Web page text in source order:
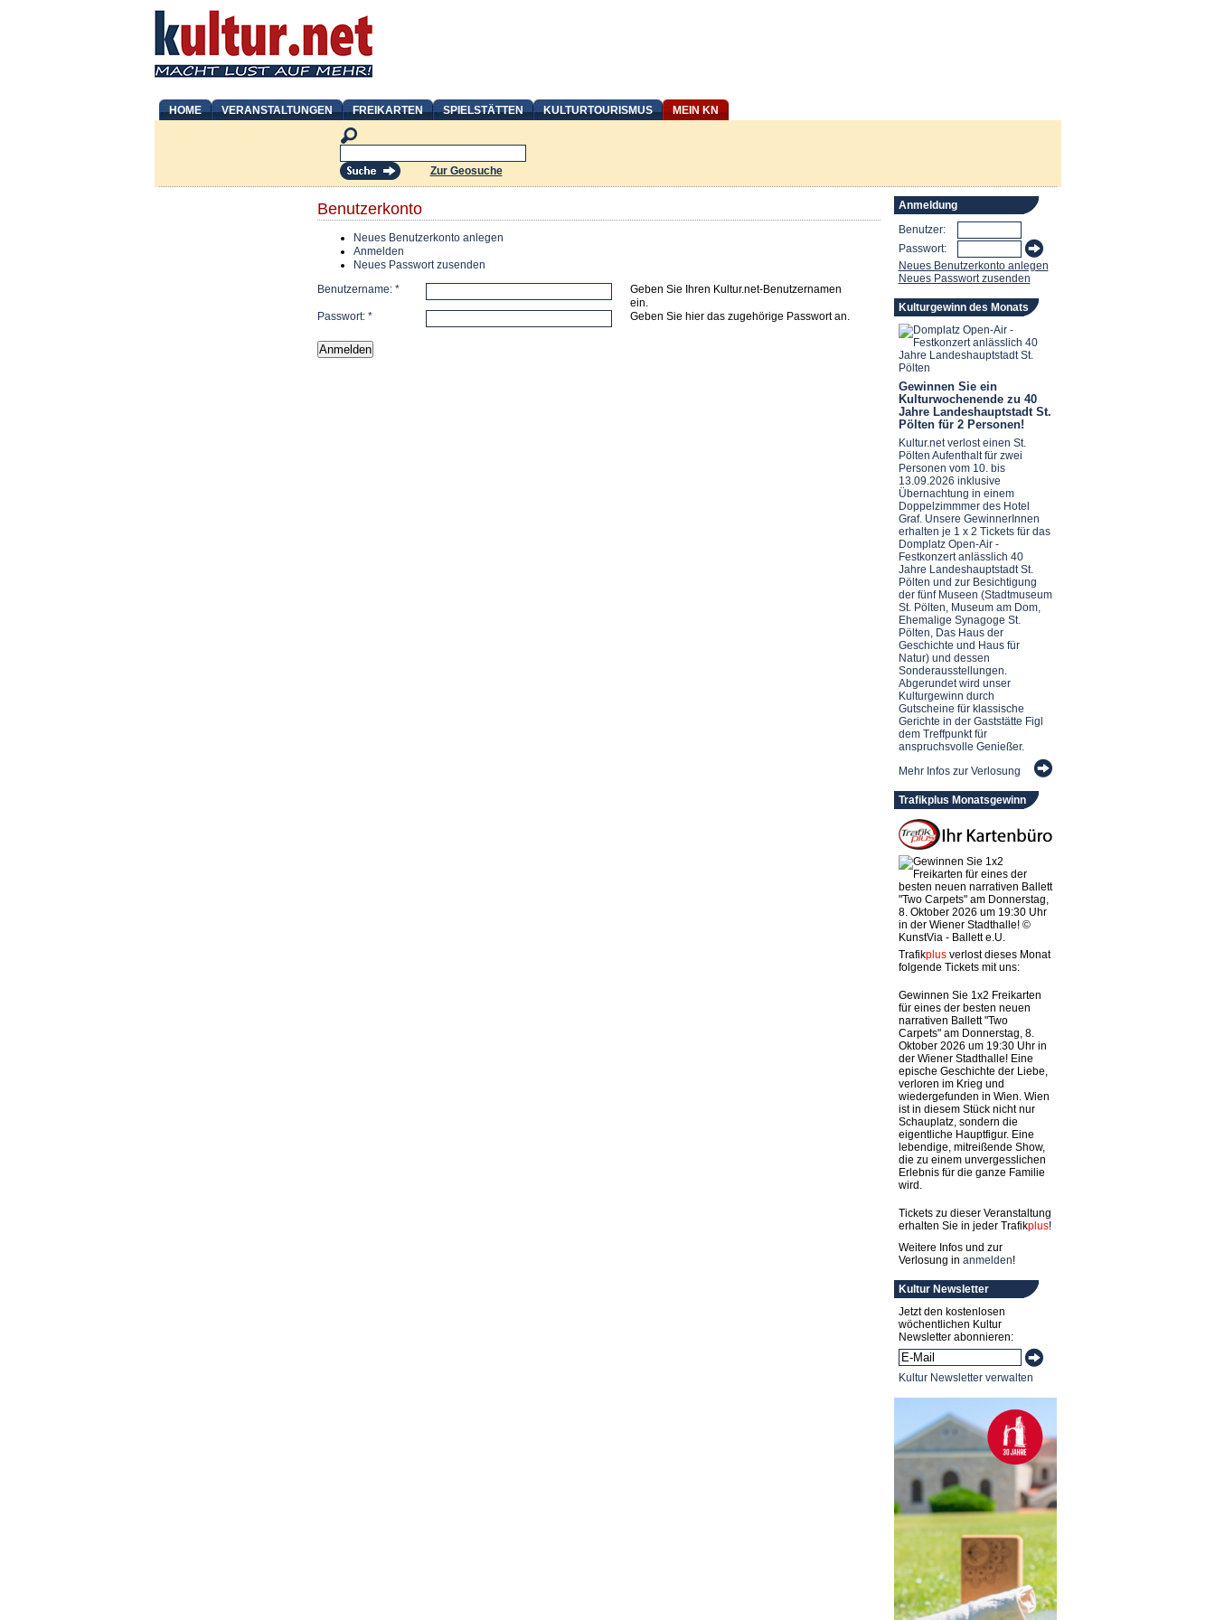
HOME VERANSTALTUNGEN FREIKARTEN SPIELSTÄTTEN KULTURTOURISMUS MEIN KN
Zur Geosuche
Benutzerkonto
Neues Benutzerkonto anlegen
Anmelden
Neues Passwort zusenden
Benutzername: *
Geben Sie Ihren Kultur.net-Benutzernamen
ein.
Passwort: * Geben Sie hier das zugehörige Passwort an.
Anmeldung
Benutzer:
Passwort:
Neues Benutzerkonto anlegen
Neues Passwort zusenden
Kulturgewinn des Monats
Gewinnen Sie ein
Kulturwochenende zu 40
Jahre Landeshauptstadt St.
Pölten für 2 Personen!
Kultur.net verlost einen St.
Pölten Aufenthalt für zwei
Personen vom 10. bis
13.09.2026 inklusive
Übernachtung in einem
Doppelzimmmer des Hotel
Graf. Unsere GewinnerInnen
erhalten je 1 x 2 Tickets für das
Domplatz Open-Air -
Festkonzert anlässlich 40
Jahre Landeshauptstadt St.
Pölten und zur Besichtigung
der fünf Museen (Stadtmuseum
St. Pölten, Museum am Dom,
Ehemalige Synagoge St.
Pölten, Das Haus der
Geschichte und Haus für
Natur) und dessen
Sonderausstellungen.
Abgerundet wird unser
Kulturgewinn durch
Gutscheine für klassische
Gerichte in der Gaststätte Figl
dem Treffpunkt für
anspruchsvolle Genießer.
Mehr Infos zur Verlosung
Trafikplus Monatsgewinn
Trafikplusverlost dieses Monat
folgende Tickets mit uns:
Gewinnen Sie 1x2 Freikarten
für eines der besten neuen
narrativen Ballett "Two
Carpets" am Donnerstag, 8.
Oktober 2026 um 19:30 Uhr in
der Wiener Stadthalle! Eine
epische Geschichte der Liebe,
verloren im Krieg und
wiedergefunden in Wien. Wien
ist in diesem Stück nicht nur
Schauplatz, sondern die
eigentliche Hauptfigur. Eine
lebendige, mitreißende Show,
die zu einem unvergesslichen
Erlebnis für die ganze Familie
wird.
Tickets zu dieser Veranstaltung
erhalten Sie in jeder Trafikplus!
Weitere Infos und zur
Verlosung in anmelden!
Kultur Newsletter
Jetzt den kostenlosen
wöchentlichen Kultur
Newsletter abonnieren:
Kultur Newsletter verwalten